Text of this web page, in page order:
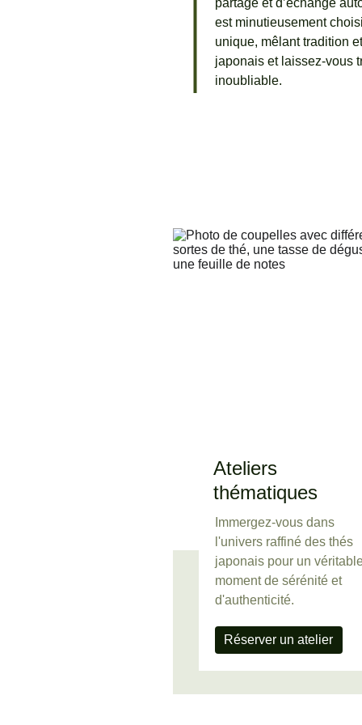
partage et d’échange
est minutieusement
unique, mêlant tradition
japonais et laissez-vous
inoubliable.
Ateliers
thématiques
Immergez-vous dans
l'univers raffiné des thés
japonais pour un
moment de sérénité et
d'authenticité.
Réserver un atelier